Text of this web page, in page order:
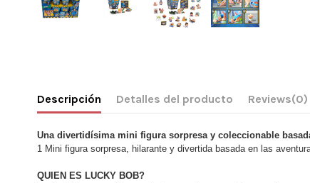
Descripción Detalles del producto Reviews(0)
Una divertidísima mini figura sorpresa y coleccionable
1 Mini figura sorpresa, hilarante y divertida basada en las
QUIEN ES LUCKY BOB?